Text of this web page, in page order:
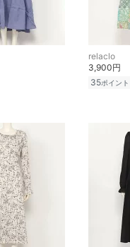
relaclo
3,900円
35ポイント